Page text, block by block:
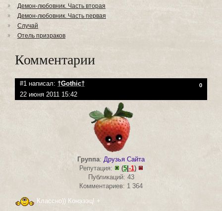
Демон-любовник. Часть вторая
Демон-любовник. Часть первая
Случай
Отель призраков
Комментарии
#1 написал: †Gothic† 0
22 июня 2011 15:42
Группа: Друзья Сайта
Репутация:
(5| -1)
Публикаций: 43
Комментариев: 1 364
Классно)) Конэээц! +